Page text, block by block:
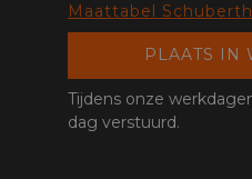
Sloten
Telefoon
Maattabel Schuberth
PLAATS IN
Tijdens onze
dag verstuurd.